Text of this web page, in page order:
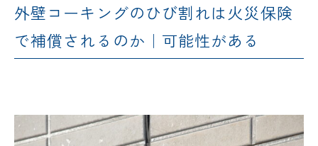
外壁コーキングのひび割れは火災保険
で補償されるのか｜可能性がある